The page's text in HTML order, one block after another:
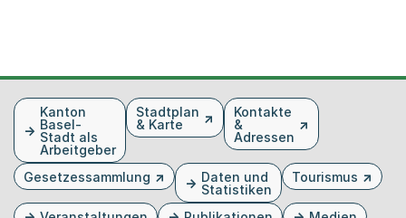
FusszeileKanton
Basel-
Stadt als
Arbeitgeber
Stadtplan
& Karte
Kontakte
&
Adressen
Gesetzessammlung
Daten und
Statistiken
Tourismus